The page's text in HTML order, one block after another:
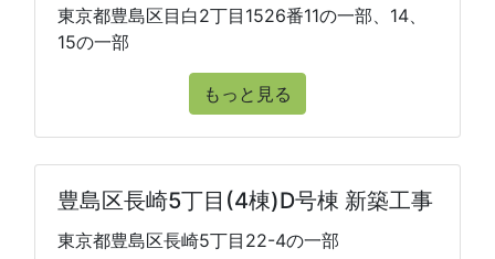
東京都豊島区目白2丁目1526番11の一部、14、
15の一部
もっと見る
豊島区長崎5丁目(4棟)D号棟 新築工事
東京都豊島区長崎5丁目22-4の一部